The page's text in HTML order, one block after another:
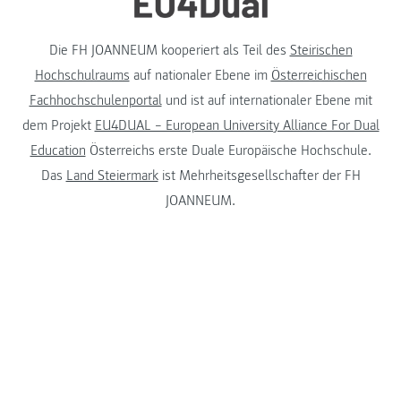
Die FH JOANNEUM kooperiert als Teil des Steirischen
Hochschulraums auf nationaler Ebene im Österreichischen
Fachhochschulenportalund ist auf internationaler Ebene mit
dem Projekt EU4DUAL – European University Alliance For Dual
Education Österreichs erste Duale Europäische Hochschule.
Das Land Steiermarkist Mehrheitsgesellschafter der FH
JOANNEUM.